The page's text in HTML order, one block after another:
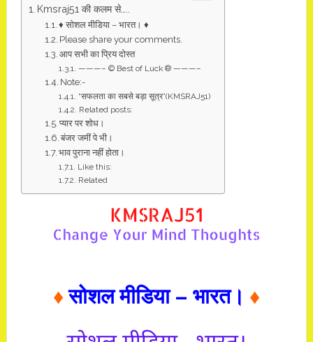
Kmsraj51 की कलम से…..
♦ सोशल मीडिया – भारत। ♦
Please share your comments.
आप सभी का प्रिय दोस्त
———– © Best of Luck ® ———–
Note:-
“सफलता का सबसे बड़ा सूत्र”(KMSRAJ51)
Related posts:
प्यार पर शोध।
बंजर जमीं पे भी।
भाव पुराना नहीं होता।
Like this:
Related
♦ सोशल मीडिया – भारत। ♦